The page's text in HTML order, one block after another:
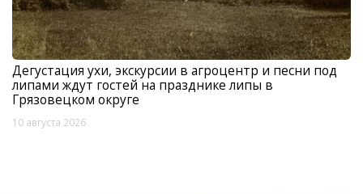
Дегустация ухи, экскурсии в агроцентр и песни под
липами ждут гостей на празднике липы в
Грязовецком округе
10 августа 2026